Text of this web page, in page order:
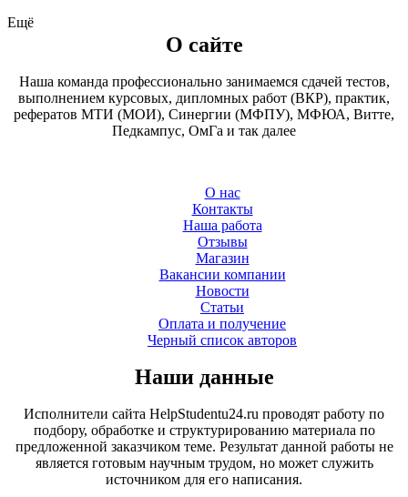
Ещё
О сайте
Наша команда профессионально занимаемся сдачей тестов,
выполнением курсовых, дипломных работ (ВКР), практик,
рефератов МТИ (МОИ), Синергии (МФПУ), МФЮА, Витте,
Педкампус, ОмГа и так далее
О нас
Контакты
Наша работа
Отзывы
Магазин
Вакансии компании
Новости
Статьи
Оплата и получение
Черный список авторов
Наши данные
Исполнители сайта HelpStudentu24.ru проводят работу по
подбору, обработке и структурированию материала по
предложенной заказчиком теме. Результат данной работы не
является готовым научным трудом, но может служить
источником для его написания.